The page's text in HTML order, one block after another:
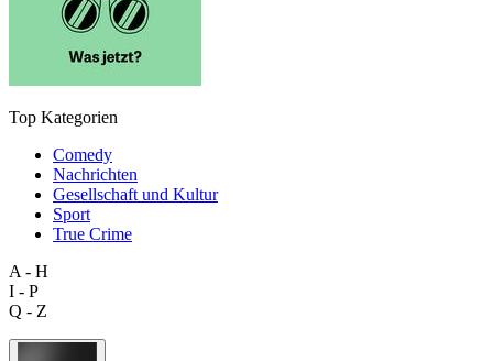
Top Kategorien
Comedy
Nachrichten
Gesellschaft und Kultur
Sport
True Crime
A - H
I - P
Q - Z